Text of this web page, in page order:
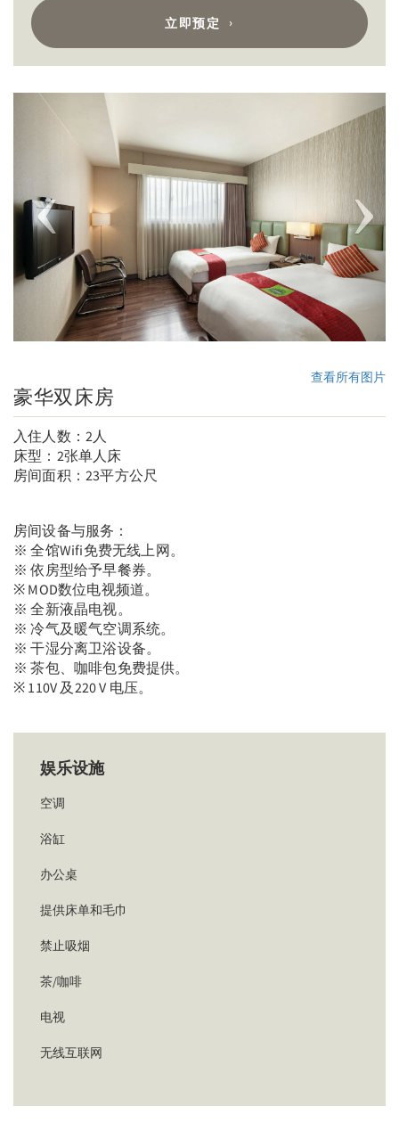
立即预定
Previous Next
查看所有图片
豪华双床房
入住人数：2人
床型：2张单人床
房间面积：23平方公尺
房间设备与服务：
※ 全馆Wifi免费无线上网。
※ 依房型给予早餐券。
※ MOD数位电视频道。
※ 全新液晶电视。
※ 冷气及暖气空调系统。
※ 干湿分离卫浴设备。
※ 茶包、咖啡包免费提供。
※ 110V 及220 V 电压。
娱乐设施
空调
浴缸
办公桌
提供床单和毛巾
禁止吸烟
茶/咖啡
电视
无线互联网